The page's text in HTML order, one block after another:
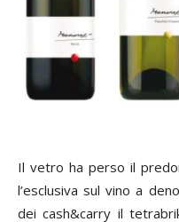
Il vetro ha perso il
l’esclusiva sul vino a
dei cash&carry il